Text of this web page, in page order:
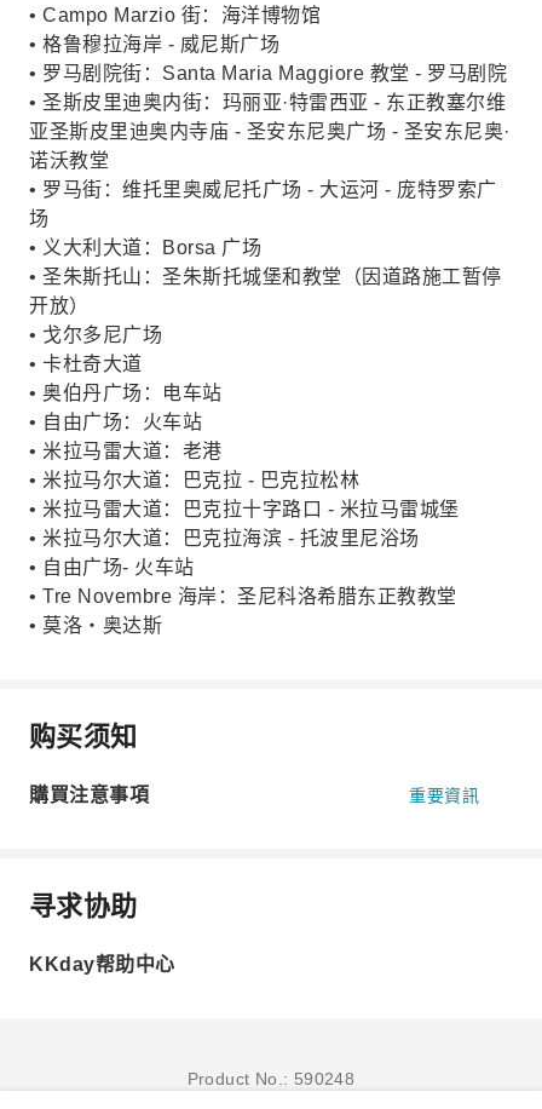
• Campo Marzio 街：海洋博物馆
• 格鲁穆拉海岸 - 威尼斯广场
• 罗马剧院街：Santa Maria Maggiore 教堂 - 罗马剧院
• 圣斯皮里迪奥内街：玛丽亚·特雷西亚 - 东正教塞尔维
亚圣斯皮里迪奥内寺庙 - 圣安东尼奥广场 - 圣安东尼奥·
诺沃教堂
• 罗马街：维托里奥威尼托广场 - 大运河 - 庞特罗索广
场
• 义大利大道：Borsa 广场
• 圣朱斯托山：圣朱斯托城堡和教堂（因道路施工暂停
开放）
• 戈尔多尼广场
• 卡杜奇大道
• 奥伯丹广场：电车站
• 自由广场：火车站
• 米拉马雷大道：老港
• 米拉马尔大道：巴克拉 - 巴克拉松林
• 米拉马雷大道：巴克拉十字路口 - 米拉马雷城堡
• 米拉马尔大道：巴克拉海滨 - 托波里尼浴场
• 自由广场- 火车站
• Tre Novembre 海岸：圣尼科洛希腊东正教教堂
• 莫洛‧奥达斯
购买须知
購買注意事項 重要資訊
寻求协助
KKday帮助中心
Product No.: 590248